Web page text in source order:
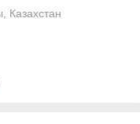
Казахстан